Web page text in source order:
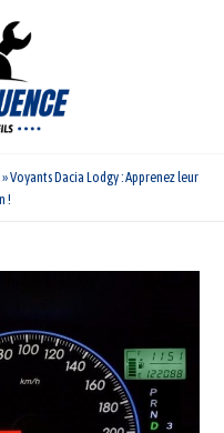
»Voyants Dacia Lodgy : Apprenez leur
!